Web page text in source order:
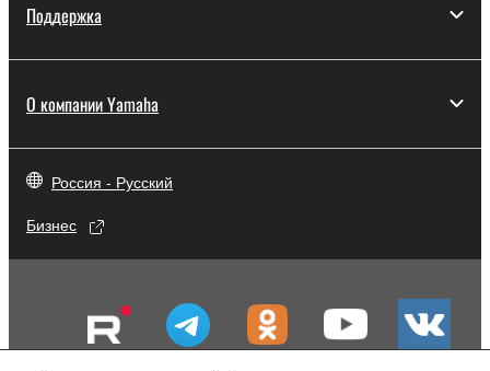
Поддержка
О компании Yamaha
Россия - Русский
Бизнес